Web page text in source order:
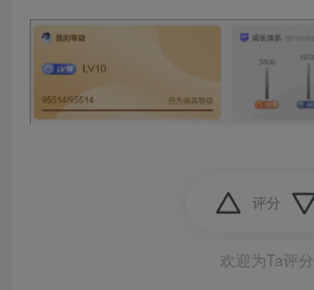
评分
欢迎为Ta评分